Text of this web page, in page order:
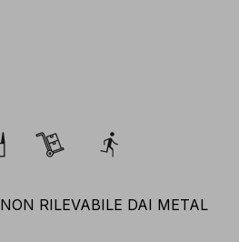
NON RILEVABILE DAI METAL